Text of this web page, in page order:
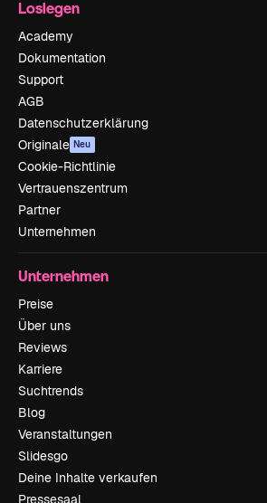
Loslegen
Academy
Dokumentation
Support
AGB
Datenschutzerklärung
Originale Neu
Cookie-Richtlinie
Vertrauenszentrum
Partner
Unternehmen
Unternehmen
Preise
Über uns
Reviews
Karriere
Suchtrends
Blog
Veranstaltungen
Slidesgo
Deine Inhalte verkaufen
Pressesaal